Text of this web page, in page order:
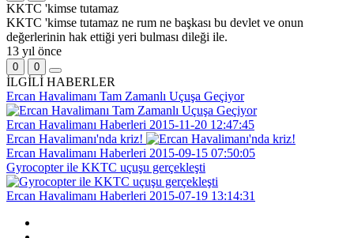
KKTC 'kimse tutamaz
KKTC 'kimse tutamaz ne rum ne başkası bu devlet ve onun
değerlerinin hak ettiği yeri bulması dileği ile.
13 yıl önce
0 0
İLGİLİ HABERLER
Ercan Havalimanı Tam Zamanlı Uçuşa Geçiyor
Ercan Havalimanı Haberleri 2015-11-20 12:47:45
Ercan Havalimanı'nda kriz!
Ercan Havalimanı Haberleri 2015-09-15 07:50:05
Gyrocopter ile KKTC uçuşu gerçekleşti
Ercan Havalimanı Haberleri 2015-07-19 13:14:31